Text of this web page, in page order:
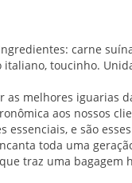
carne
toucinho.
as melhores iguarias
aos nossos
e são
toda uma
traz uma bagagem